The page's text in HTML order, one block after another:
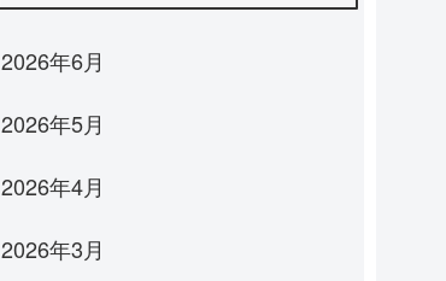
2026年6月
2026年5月
2026年4月
2026年3月